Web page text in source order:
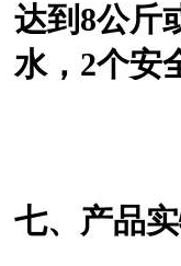
达到8公斤
水，2个安
七、产品